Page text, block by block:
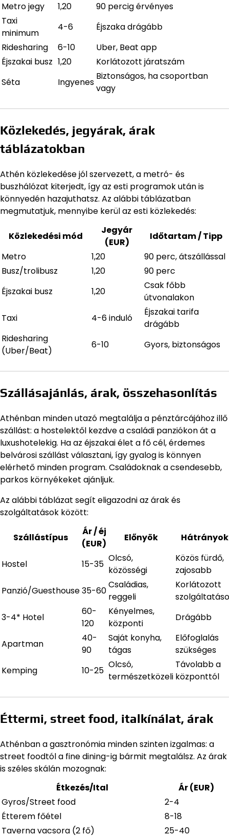
Metro jegy
1,20
90 percig érvényes
Taxi
minimum
4-6
Éjszaka drágább
Ridesharing
6-10
Uber, Beat app
Éjszakai busz 1,20
Korlátozott járatszám
Séta
Ingyenes
Biztonságos, ha csoportban
vagy
Közlekedés, jegyárak, árak
táblázatokban
Athén közlekedése jól szervezett, a metró- és
buszhálózat kiterjedt, így az esti programok után is
könnyedén hazajuthatsz. Az alábbi táblázatban
megmutatjuk, mennyibe kerül az esti közlekedés:
Közlekedési mód
Jegyár
(EUR)
Időtartam / Tipp
Metro
1,20
90 perc, átszállással
Busz/trolibusz
1,20
90 perc
Éjszakai busz
1,20
Csak főbb
útvonalakon
Taxi
4-6 induló
Éjszakai tarifa
drágább
Ridesharing
(Uber/Beat)
6-10 Gyors, biztonságos
Szállásajánlás, árak, összehasonlítás
Athénban minden utazó megtalálja a pénztárcájához illő
szállást: a hostelektől kezdve a családi panziókon át a
luxushotelekig. Ha az éjszakai élet a fő cél, érdemes
belvárosi szállást választani, így gyalog is könnyen
elérhető minden program. Családoknak a csendesebb,
parkos környékeket ajánljuk.
Az alábbi táblázat segít eligazodni az árak és
szolgáltatások között:
Szállástípus
Ár / éj
(EUR)
Előnyök Hátrányok
Hostel 15-35
Olcsó,
közösségi
Közös fürdő,
zajosabb
Panzió/Guesthouse35-60
Családias,
reggeli
Korlátozott
3-4* Hotel
60-
120
Kényelmes,
központi
Drágább
Apartman
40-
90
Saját konyha,
tágas
Előfoglalás
szükséges
Kemping
10-25
Olcsó,
természetközeli
Távolabb a
központtól
Éttermi, street food, italkínálat, árak
Athénban a gasztronómia minden szinten izgalmas: a
street foodtól a fine dining-ig bármit megtalálsz. Az árak
is széles skálán mozognak:
Étkezés/Ital
Ár (EUR)
Gyros/Street food
2-4
Étterem főétel
8-18
Taverna vacsora (2 fő)
25-40